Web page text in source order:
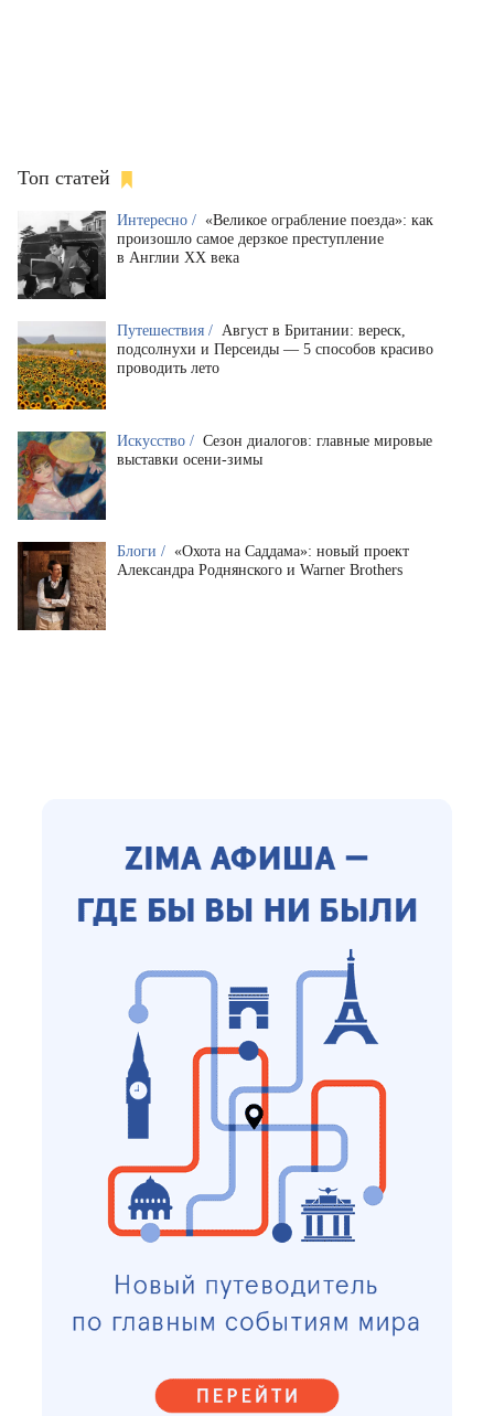
Топ статей
Интересно / «Великое ограбление поезда»: как
произошло самое дерзкое преступление
в Англии XX века
Путешествия / Август в Британии: вереск,
подсолнухи и Персеиды — 5 способов красиво
проводить лето
Искусство / Сезон диалогов: главные мировые
выставки осени-зимы
Блоги / «Охота на Саддама»: новый проект
Александра Роднянского и Warner Brothers